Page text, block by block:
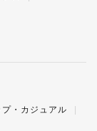
プ・カジュアル